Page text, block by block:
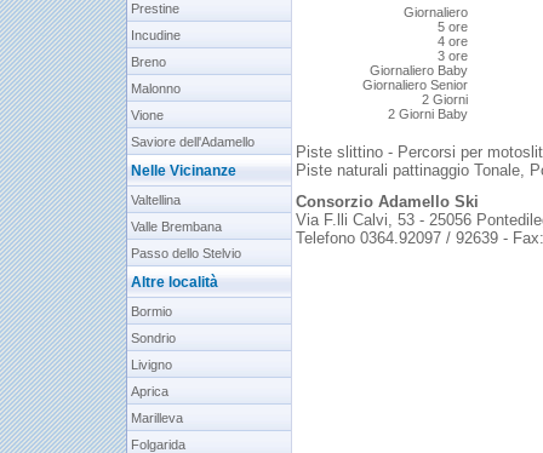
Prestine
Incudine
Breno
Malonno
Vione
Saviore dell'Adamello
Nelle Vicinanze
Valtellina
Valle Brembana
Passo dello Stelvio
Altre località
Bormio
Sondrio
Livigno
Aprica
Marilleva
Folgarida
Giornaliero
5 ore
4 ore
3 ore
Giornaliero Baby
Giornaliero Senior
2 Giorni
2 Giorni Baby
Piste slittino - Percorsi per
Piste naturali pattinaggio Tonale,
Consorzio Adamello Ski
Via F.lli Calvi, 53 - 25056
Telefono 0364.92097 / 92639 -